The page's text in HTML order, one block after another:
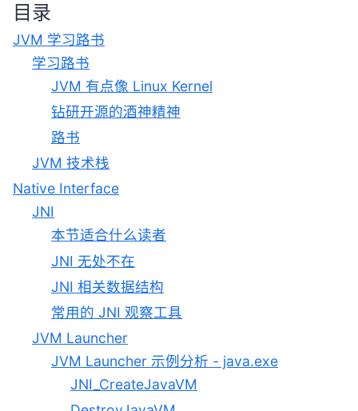
目录
JVM 学习路书
学习路书
JVM 有点像 Linux Kernel
钻研开源的酒神精神
路书
JVM 技术栈
Native Interface
JNI
本节适合什么读者
JNI 无处不在
JNI 相关数据结构
常用的 JNI 观察工具
JVM Launcher
JVM Launcher 示例分析 - java.exe
JNI_CreateJavaVM